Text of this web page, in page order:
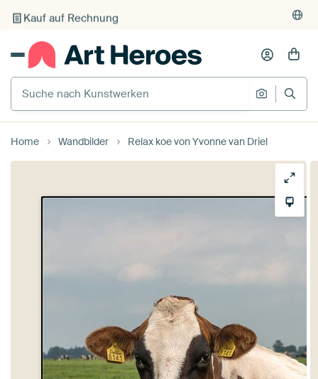
Kauf auf Rechnung
Individueller Druck auf Bestellung
Suche nach Kunstwerken
Suche
Home Wandbilder Relax koe von Yvonne van Driel